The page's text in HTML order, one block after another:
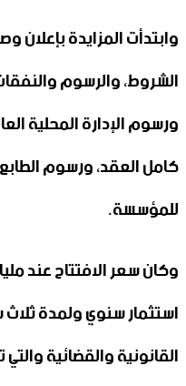
وابتدأت المزايدة
كامل العقد، ورسوم
للمؤسسة.
استثمار سنوي ولمدة
القانونية والقضائية